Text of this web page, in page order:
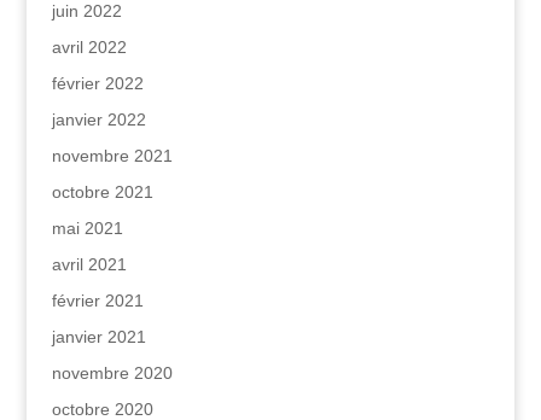
juin 2022
avril 2022
février 2022
janvier 2022
novembre 2021
octobre 2021
mai 2021
avril 2021
février 2021
janvier 2021
novembre 2020
octobre 2020